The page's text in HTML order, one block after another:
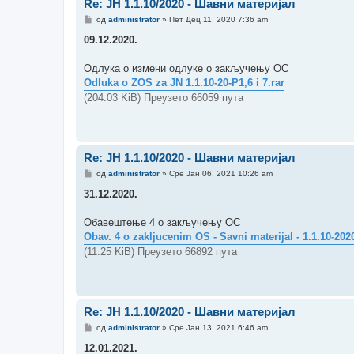
Re: ЈН 1.1.10/2020 - Шавни материјал
П
р
а
од administrator» Пет Дец 11, 2020 7:36 am
09.12.2020.
Одлука о измени одлуке о закључењу ОС
Оdluka o ZOS za JN 1.1.10-20-P1,6 i 7.rar
(204.03 KiB) Преузето 66059 пута
Re: ЈН 1.1.10/2020 - Шавни материјал
П
р
а
од administrator» Сре Јан 06, 2021 10:26 am
31.12.2020.
Обавештење 4 о закључењу ОС
Obav. 4 o zakljucenim OS - Savni materijal - 1.1.10-
(11.25 KiB) Преузето 66892 пута
Re: ЈН 1.1.10/2020 - Шавни материјал
П
р
од administrator» Сре Јан 13, 2021 6:46 am
12.01.2021.